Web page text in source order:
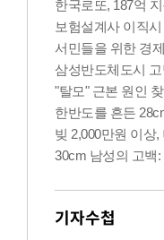
기자수첩